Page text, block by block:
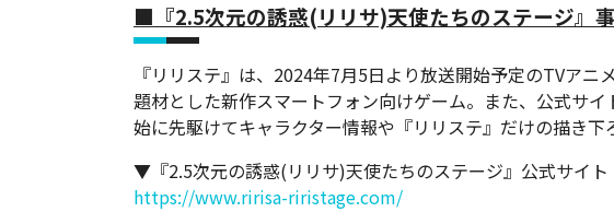
■『2.5次元の誘惑(リリサ)天使たちのステージ』
『リリステ』は、2024年7月5日より放送開始予定のTVアニ
題材とした新作スマートフォン向けゲーム。また、公式サ
始に先駆けてキャラクター情報や『リリステ』だけの描き下
▼『2.5次元の誘惑(リリサ)天使たちのステージ』公式サイト
https://www.ririsa-riristage.com/